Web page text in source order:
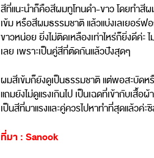
สีที่แนะนำก็คือสีผมทูโทนดำ-ขาว โดยทำสี
เข้ม หรือสีผมธรรมชาติ แล้วแบ่งเลเยอร์ฟ
ขาวหน่อย ยิ่งไม่ติดเหลืองเท่าไหร่ก็ยิ่งดีค่ะ
เลย เพราะเป็นคู่สีที่ตัดกันแล้วปังสุดๆ
ผมสีเข้มก็ยังดูเป็นธรรมชาติ แต่พอสะบัด
แถมยังไม่ดูแรงเกินไป เป็นเฉดที่เข้ากับเสื้อ
เป็นสีที่มาแรงและคู่ควรไปหาทำที่สุดแล้วค่ะ
ที่มา : Sanook